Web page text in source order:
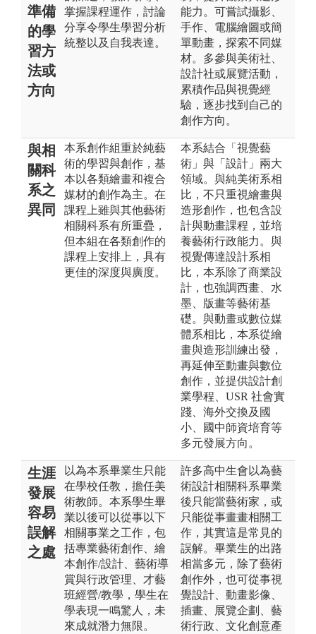
準備
的學
習方
法或
方向
掌握課程運作，討論
分享令學生學習分析
統整以及自我表達。
能力。可嘗試攝影、
手作、電腦繪圖或簡
單動畫，探索不同媒
材。多參與美術社、
設計社或展覽活動，
累積作品與視覺經
驗，逐步找到自己的
創作方向。
與相
關科
系之
異同
本系創作組重於純藝
術的學習與創作，基
本以各類繪畫和複合
媒材的創作為主。在
課程上雖與其他藝術
相關科系有所重疊，
但本組在各類創作的
課程上安排上，具有
更佳的深度與廣度。
本系結合「視覺藝
術」與「設計」兩大
領域。與純美術系相
比，不只重視繪畫與
造形創作，也包含設
計與動畫課程，並培
養藝術行政能力。與
視覺傳達設計系相
比，本系除了商業設
計，也強調西畫、水
墨、版畫等藝術基
礎。與動畫或數位媒
體系相比，本系從繪
畫與造形訓練出發，
再延伸至動畫與數位
創作，並提供設計創
業學程、USR 社會實
踐、海外交換及國
小、國中師資培育等
多元發展方向。
生涯
發展
容易
誤解
之處
以為本系畢業生只能
在學校任教，擔任美
術教師。本系學生畢
業以後可以從事以下
相關事業之工作，包
括專業藝術創作、繪
本創作/設計、藝術導
賞與行政管理、才藝
班經營/教學，學生在
學表現一鳴驚人，未
來成就潛力無限。
許多高中生會以為藝
術設計相關科系畢業
後只能當藝術家，或
只能從事畫畫相關工
作，其實這是常見的
誤解。畢業生的出路
相當多元，除了藝術
創作外，也可從事視
覺設計、動畫影像、
插畫、展覽企劃、藝
術行政、文化創意產